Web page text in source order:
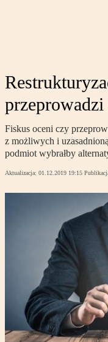
Fiskus oceni czy
z możliwych i
podmiot wybrałby
Aktualizacja: 01.12.2019 19:15